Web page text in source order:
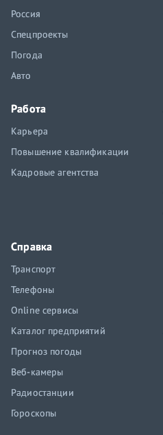
Россия
Спецпроекты
Погода
Авто
Работа
Карьера
Повышение квалификации
Кадровые агентства
Справка
Транспорт
Телефоны
Online сервисы
Каталог предприятий
Прогноз погоды
Веб-камеры
Радиостанции
Гороскопы